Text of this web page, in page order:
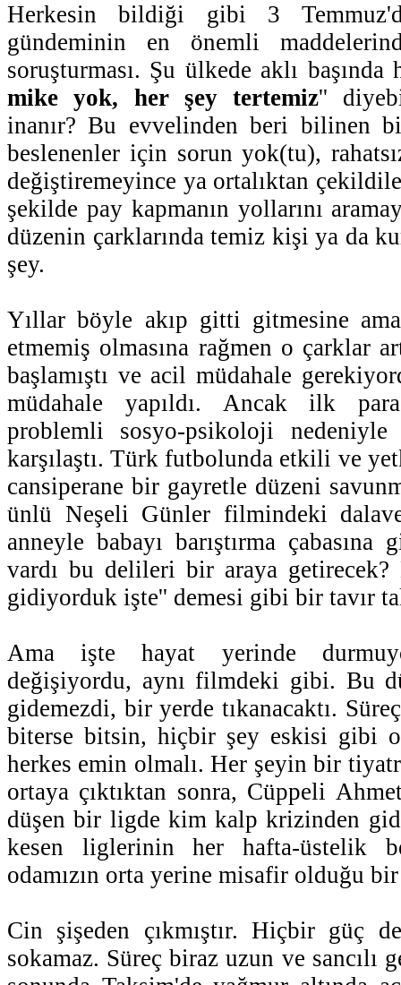
Herkesin bildiği gibi 3
gündeminin en önemli
soruşturması. Şu ülkede aklı
mike yok, her şey tertemiz''
inanır? Bu evvelinden beri bilinen
beslenenler için sorun yok(tu),
değiştiremeyince ya ortalıktan
şekilde pay kapmanın yollarını
düzenin çarklarında temiz kişi ya da
şey.
Yıllar böyle akıp gitti gitmesine
etmemiş olmasına rağmen o çarklar
başlamıştı ve acil müdahale
müdahale yapıldı. Ancak ilk
problemli sosyo-psikoloji
karşılaştı. Türk futbolunda etkili ve
cansiperane bir gayretle düzeni
ünlü Neşeli Günler filmindeki
anneyle babayı barıştırma
vardı bu delileri bir araya
gidiyorduk işte'' demesi gibi bir tavır
Ama işte hayat yerinde
değişiyordu, aynı filmdeki gibi. Bu
gidemezdi, bir yerde tıkanacaktı.
biterse bitsin, hiçbir şey eskisi gibi
herkes emin olmalı. Her şeyin bir
ortaya çıktıktan sonra, Cüppeli
düşen bir ligde kim kalp krizinden
kesen liglerinin her hafta-üstelik
odamızın orta yerine misafir olduğu
Cin şişeden çıkmıştır. Hiçbir güç
sokamaz. Süreç biraz uzun ve sancılı